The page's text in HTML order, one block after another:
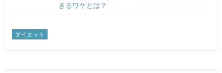
きるワケとは？
ダイエット